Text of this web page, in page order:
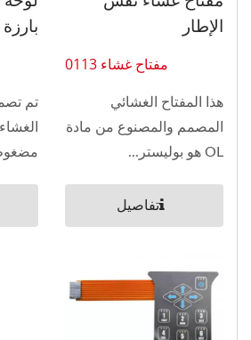
الإطار
مفتاح غشاء 0113
هذا المفتاح الغشائي
المصمم والمصنوع من مادة
OL هو بوليستر...
تفاصيل
تم